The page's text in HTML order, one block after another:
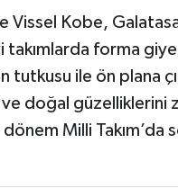
Vissel Kobe,
takımlarda forma
tutkusu ile ön plana
doğal güzelliklerini
Milli Takım’da